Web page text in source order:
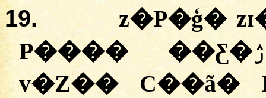
19.
z�P�ģ�
P���� ��Ƹ�ۯ��A� D���AP�Z�
v�Z�� C��ã�